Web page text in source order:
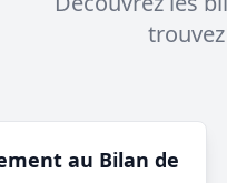
au Bilan de